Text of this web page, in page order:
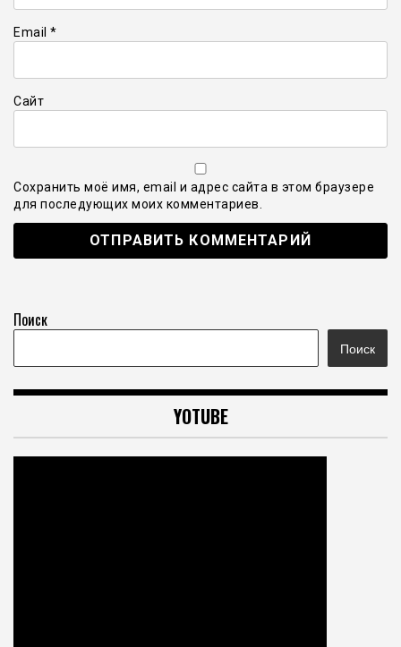
Email *
Сайт
Сохранить моё имя, email и адрес сайта в этом браузере
для последующих моих комментариев.
Поиск
Поиск
YOTUBE